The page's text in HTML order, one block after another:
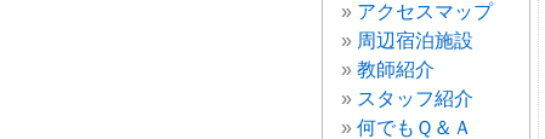
アクセスマップ
周辺宿泊施設
教師紹介
スタッフ紹介
何でもＱ＆Ａ